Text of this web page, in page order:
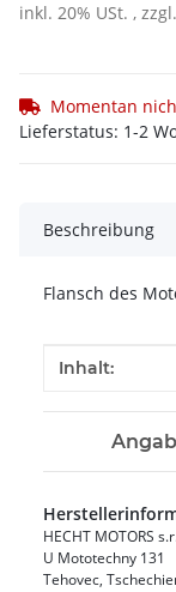
inkl. 20% USt. , zzgl.
Momentan
Lieferstatus: 1-2
Beschreibung
Flansch des
Wert
Inhalt:
HECHT MOTORS
U Mototechny 131
Tehovec,